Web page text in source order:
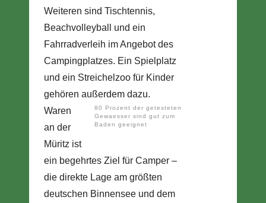
Weiteren sind Tischtennis,
Beachvolleyball und ein
Fahrradverleih im Angebot des
Campingplatzes. Ein Spielplatz
und ein Streichelzoo für Kinder
gehören außerdem dazu.
80 Prozent der getesteten
Gewaesser sind gut zum
Baden geeignet
Waren
an der
Müritz ist
ein begehrtes Ziel für Camper –
die direkte Lage am größten
deutschen Binnensee und dem